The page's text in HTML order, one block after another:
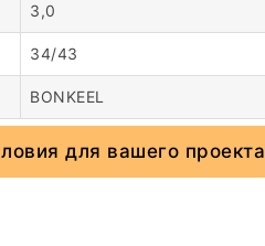
3,0
34/43
BONKEEL
для вашего проекта